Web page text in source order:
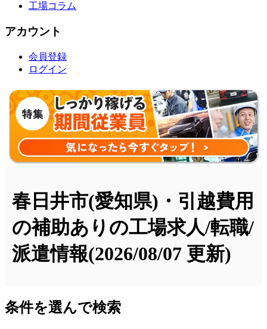
工場コラム
アカウント
会員登録
ログイン
春日井市(愛知県)・引越費用
の補助ありの工場求人/転職/
派遣情報(2026/08/07 更新)
条件を選んで検索